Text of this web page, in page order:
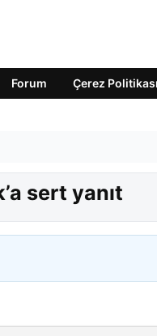
Forum Çerez Politikası
sert yanıt